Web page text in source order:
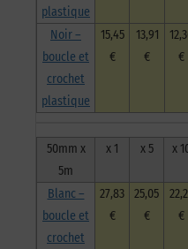
plastique
Noir –
boucle et
crochet
plastique
15,45
€
13,91
€
€
50mm x
5m
x 1 x 5 x
Blanc –
boucle et
crochet
27,83
€
25,05
€
€